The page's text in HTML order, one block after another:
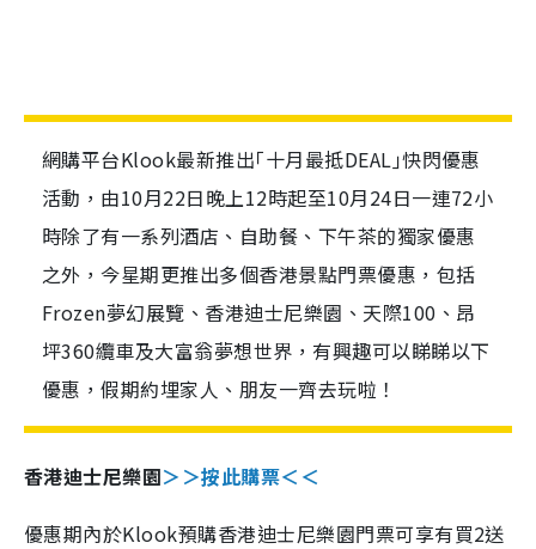
網購平台Klook最新推出｢十月最抵DEAL｣快閃優惠
活動，由10月22日晚上12時起至10月24日一連72小
時除了有一系列酒店、自助餐、下午茶的獨家優惠
之外，今星期更推出多個香港景點門票優惠，包括
Frozen夢幻展覽、香港迪士尼樂園、天際100、昂
坪360纜車及大富翁夢想世界，有興趣可以睇睇以下
優惠，假期約埋家人、朋友一齊去玩啦！
香港迪士尼樂園＞＞按此購票＜＜
優惠期內於Klook預購香港迪士尼樂園門票可享有買2送